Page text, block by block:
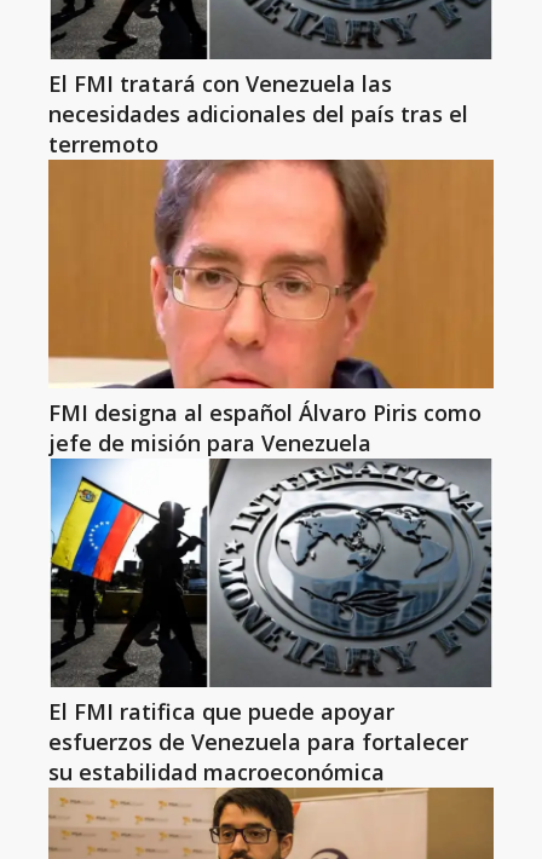
El FMI tratará con Venezuela las
necesidades adicionales del país tras el
terremoto
FMI designa al español Álvaro Piris como
jefe de misión para Venezuela
El FMI ratifica que puede apoyar
esfuerzos de Venezuela para fortalecer
su estabilidad macroeconómica